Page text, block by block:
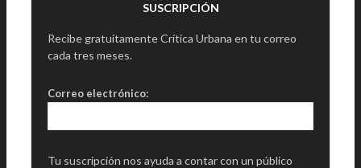
SUSCRIPCIÓN
Recibe gratuitamente Crítica Urbana en tu correo
cada tres meses.
Correo electrónico:
Tu suscripción nos ayuda a contar con un público